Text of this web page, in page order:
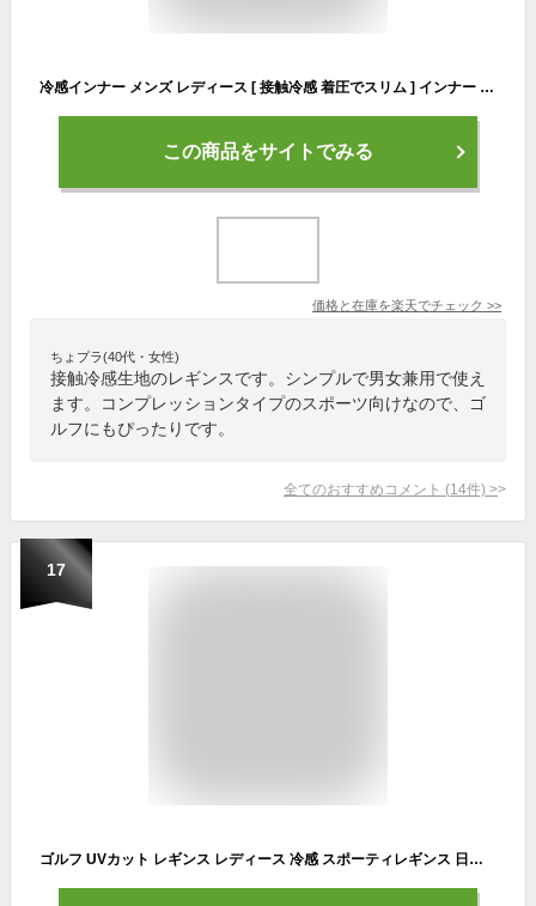
冷感インナー メンズ レディース [ 接触冷感 着圧でスリム ] インナー パンツ スポーツタイツ レギンス タイツ スパッツ コンプレッションウェア トレーニングウェア ランニングウェア スポーツウェア ゴルフウェア ヨガウェア 肌着 登山 ゴルフ 野球 サッカー ラドウェザー
この商品をサイトでみる
価格と在庫を楽天でチェック >>
ちょプラ(40代・女性)
接触冷感生地のレギンスです。シンプルで男女兼用で使え
ます。コンプレッションタイプのスポーツ向けなので、ゴ
ルフにもぴったりです。
全てのおすすめコメント (14件) >
17
ゴルフ UVカット レギンス レディース 冷感 スポーティレギンス 日焼け防止 日焼け対策 弾性力強い 通気性 スポーツウェア ゴルフウェア スポーツ 夏 九分足袋 九分 パンツ 日よけ タイツ 接触冷感